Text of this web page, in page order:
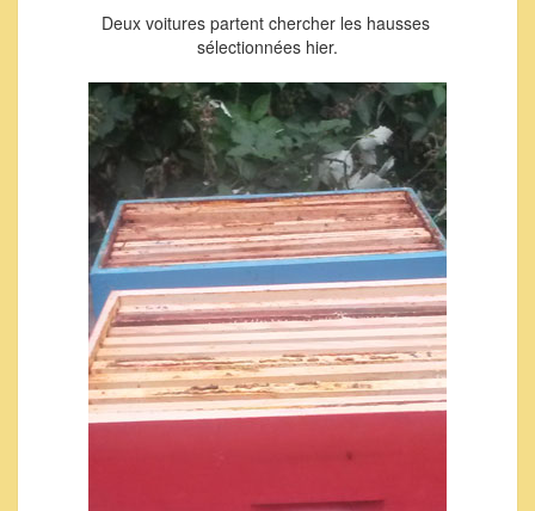
Deux voitures partent chercher les hausses
sélectionnées hier.